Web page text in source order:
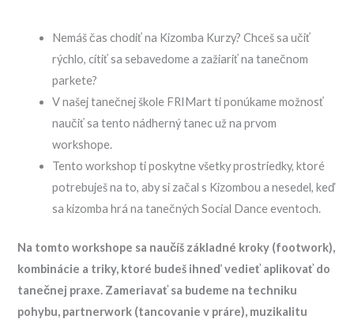
Nemáš čas chodiť na Kizomba Kurzy? Chceš sa učiť
rýchlo, cítiť sa sebavedome a zažiariť na tanečnom
parkete?
V našej tanečnej škole FRIMart ti ponúkame možnosť
naučiť sa tento nádherný tanec už na prvom
workshope.
Tento workshop ti poskytne všetky prostriedky, ktoré
potrebuješ na to, aby si začal s Kizombou a nesedel, keď
sa kizomba hrá na tanečných Social Dance eventoch.
Na tomto workshope sa naučíš základné kroky (footwork),
kombinácie a triky, ktoré budeš ihneď vedieť aplikovať do
tanečnej praxe. Zameriavať sa budeme na techniku
pohybu, partnerwork (tancovanie v práre), muzikalitu